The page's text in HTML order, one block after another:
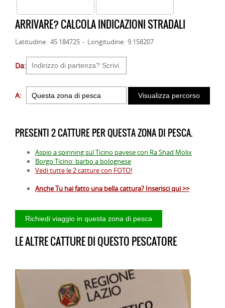
ARRIVARE? CALCOLA INDICAZIONI STRADALI
Latitudine: 45.184725 - Longitudine: 9.158207
Da:
A:
PRESENTI 2 CATTURE PER QUESTA ZONA DI PESCA.
Aspio a spinning sul Ticino pavese con Ra Shad Molix
Borgo Ticino: barbo a bolognese
Vedi tutte le 2 catture con FOTO!
Anche Tu hai fatto una bella cattura? Inserisci qui >>
LE ALTRE CATTURE DI QUESTO PESCATORE